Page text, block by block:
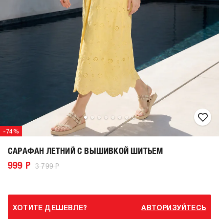
-74%
САРАФАН ЛЕТНИЙ С ВЫШИВКОЙ ШИТЬЕМ
999 Р 3 799 Р
ХОТИТЕ ДЕШЕВЛЕ? АВТОРИЗУЙТЕСЬ